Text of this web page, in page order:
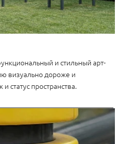
и стильный арт-
визуально дороже и
пространства.